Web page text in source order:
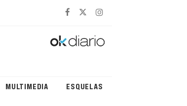
MULTIMEDIA ESQUELAS